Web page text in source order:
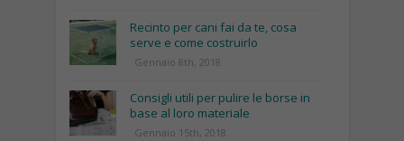
Recinto per cani fai da te, cosa
serve e come costruirlo
Gennaio 8th, 2018
Consigli utili per pulire le borse in
base al loro materiale
Gennaio 15th, 2018